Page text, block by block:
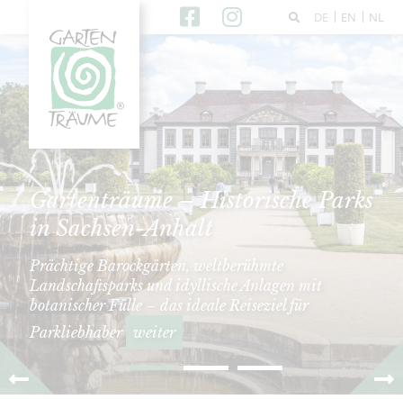
DE EN NL
Gartenträume – Historische Parks
in Sachsen-Anhalt
Prächtige Barockgärten, weltberühmte
Landschaftsparks und idyllische Anlagen mit
botanischer Fülle – das ideale Reiseziel für
Parkliebhaber weiter